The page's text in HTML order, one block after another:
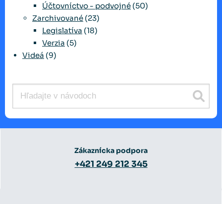
Účtovníctvo - podvojné (50)
Zarchivované (23)
Legislatíva (18)
Verzia (5)
Videá (9)
Zákaznícka podpora
+421 249 212 345